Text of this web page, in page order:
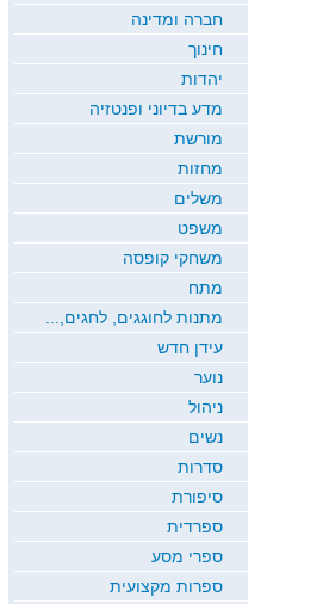
שמיכת הקסם
רמי ארז
ירח זורח
חדוה גבריאל
חברה ומדינה
חינוך
יהדות
מדע בדיוני ופנטזיה
מורשת
מחזות
משלים
משפט
משחקי קופסה
מתח
מתנות לחוגגים, לחגים,...
עידן חדש
נוער
ניהול
נשים
סדרות
סיפורת
ספרדית
ספרי מסע
ספרות מקצועית